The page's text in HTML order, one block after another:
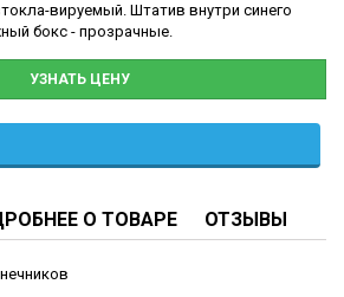
вируемый. Штатив внутри синего
бокс - прозрачные.
УЗНАТЬ ЦЕНУ
О ТОВАРЕ ОТЗЫВЫ